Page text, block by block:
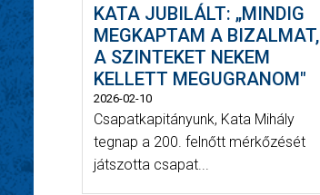
KATA JUBILÁLT: „MINDIG
MEGKAPTAM A BIZALMAT,
A SZINTEKET NEKEM
KELLETT MEGUGRANOM"
2026-02-10
Csapatkapitányunk, Kata Mihály
tegnap a 200. felnőtt mérkőzését
játszotta csapat...